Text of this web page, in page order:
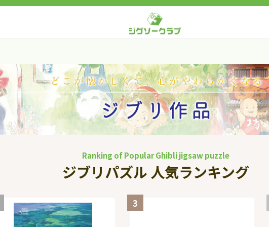
Ranking of Popular Ghibli jigsaw puzzle
ジブリパズル 人気ランキング
3